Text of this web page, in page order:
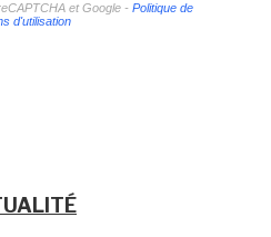
et Google - Politique de
d'utilisation